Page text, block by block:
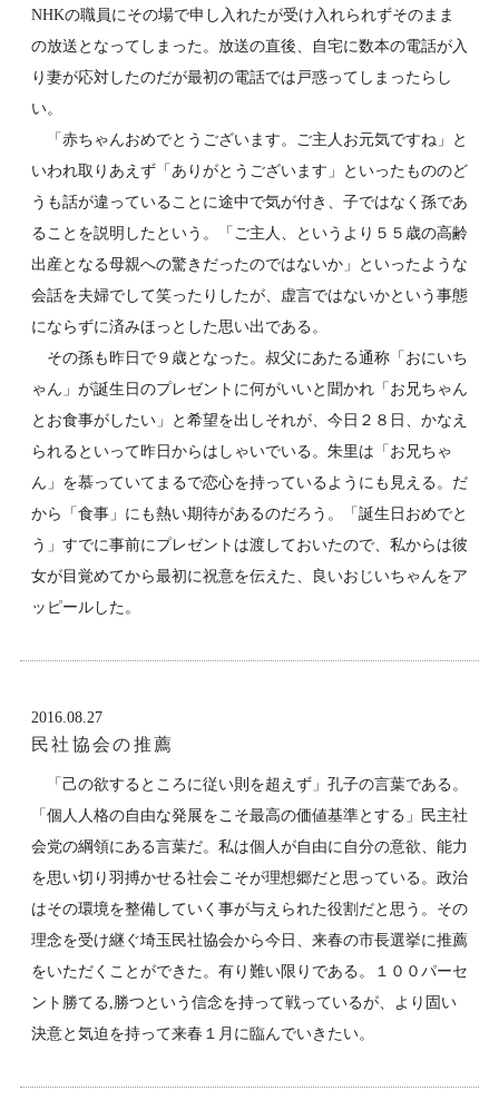
NHKの職員にその場で申し入れたが受け入れられずそのまま
の放送となってしまった。放送の直後、自宅に数本の電話が入
り妻が応対したのだが最初の電話では戸惑ってしまったらし
い。
「赤ちゃんおめでとうございます。ご主人お元気ですね」と
いわれ取りあえず「ありがとうございます」といったもののど
うも話が違っていることに途中で気が付き、子ではなく孫であ
ることを説明したという。「ご主人、というより５５歳の高齢
出産となる母親への驚きだったのではないか」といったような
会話を夫婦でして笑ったりしたが、虚言ではないかという事態
にならずに済みほっとした思い出である。
その孫も昨日で９歳となった。叔父にあたる通称「おにいち
ゃん」が誕生日のプレゼントに何がいいと聞かれ「お兄ちゃん
とお食事がしたい」と希望を出しそれが、今日２８日、かなえ
られるといって昨日からはしゃいでいる。朱里は「お兄ちゃ
ん」を慕っていてまるで恋心を持っているようにも見える。だ
から「食事」にも熱い期待があるのだろう。「誕生日おめでと
う」すでに事前にプレゼントは渡しておいたので、私からは彼
女が目覚めてから最初に祝意を伝えた、良いおじいちゃんをア
ッピールした。
2016.08.27
民社協会の推薦
「己の欲するところに従い則を超えず」孔子の言葉である。
「個人人格の自由な発展をこそ最高の価値基準とする」民主社
会党の綱領にある言葉だ。私は個人が自由に自分の意欲、能力
を思い切り羽搏かせる社会こそが理想郷だと思っている。政治
はその環境を整備していく事が与えられた役割だと思う。その
理念を受け継ぐ埼玉民社協会から今日、来春の市長選挙に推薦
をいただくことができた。有り難い限りである。１００パーセ
ント勝てる,勝つという信念を持って戦っているが、より固い
決意と気迫を持って来春１月に臨んでいきたい。